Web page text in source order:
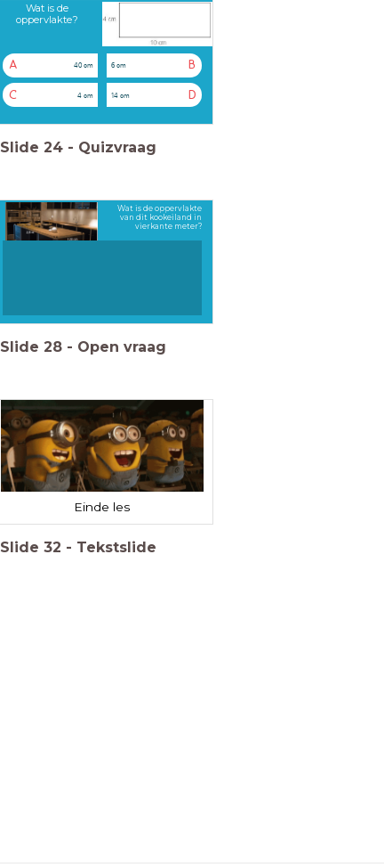
Wat is de
oppervlakte?
A 40 cm B
6 cm
C 4 cm D
14 cm
Slide 24 - Quizvraag
Wat is de oppervlakte
van dit kookeiland in
vierkante meter?
Slide 28 - Open vraag
Einde les
Slide 32 - Tekstslide